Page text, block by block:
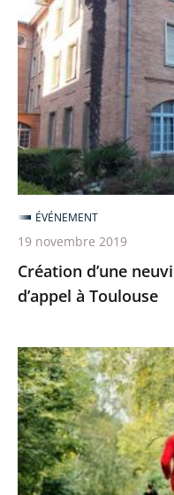
droit
neuvième
cour
administrative
d’appel
à
Toulouse
Création d’une
d’appel à Toulouse
ÉVÉNEMENT
19 novembre 2019
21
propositions
pour
une
politique
publique